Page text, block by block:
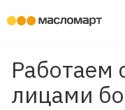
Работаем
лицами